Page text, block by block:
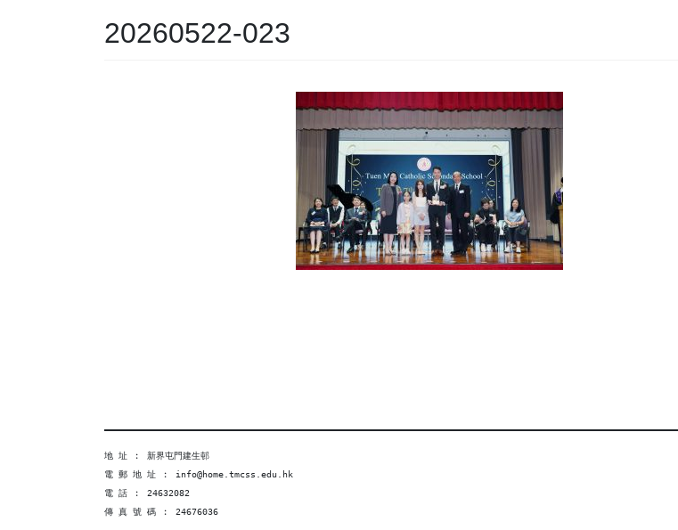
20260522-023
地 址 ︰ 新界屯門建生邨
電 郵 地 址 ︰ info@home.tmcss.edu.hk
電 話 ︰ 24632082
傳 真 號 碼 ︰ 24676036